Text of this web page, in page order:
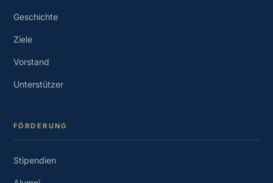
Geschichte
Ziele
Vorstand
Unterstützer
FÖRDERUNG
Stipendien